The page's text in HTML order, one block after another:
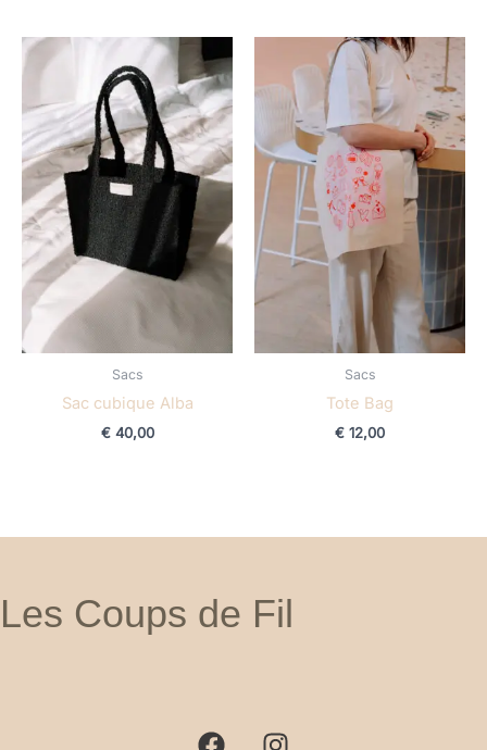
Sacs
Sac cubique Alba
€40,00
Sacs
Tote Bag
€ 12,00
Les Coups de Fil
c
s